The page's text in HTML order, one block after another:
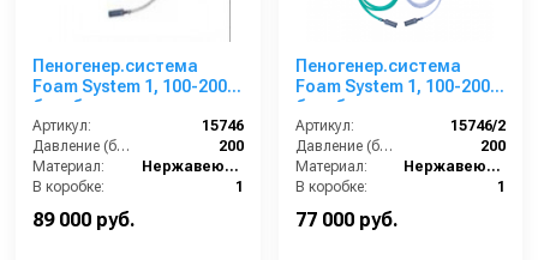
Пеногенер.система
Foam System 1, 100-200
бар, без подачи
воздуха, на 1 ср-во БРС
БРС
Артикул:
15746
Давление (бар):
200
Материал:
Нержавеющая сталь
В коробке:
1
89 000 руб.
Пеногенер.система
Foam System 1, 100-200
бар, без подачи
воздуха, на 2 ср-ва БРС
БРС
Артикул:
15746/2
Давление (бар):
200
Материал:
Нержавеющая сталь
В коробке:
1
77 000 руб.